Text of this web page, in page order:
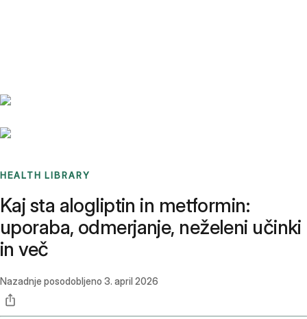
HEALTH LIBRARY
Kaj sta alogliptin in metformin:
uporaba, odmerjanje, neželeni učinki
in več
Nazadnje posodobljeno 3. april 2026